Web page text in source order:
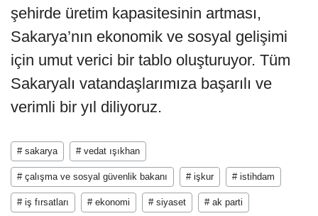
şehirde üretim kapasitesinin artması,
Sakarya’nın ekonomik ve sosyal gelişimi
için umut verici bir tablo oluşturuyor. Tüm
Sakaryalı vatandaşlarımıza başarılı ve
verimli bir yıl diliyoruz.
# sakarya # vedat ışıkhan
# çalışma ve sosyal güvenlik bakanı # işkur # istihdam
# iş fırsatları # ekonomi # siyaset # ak parti